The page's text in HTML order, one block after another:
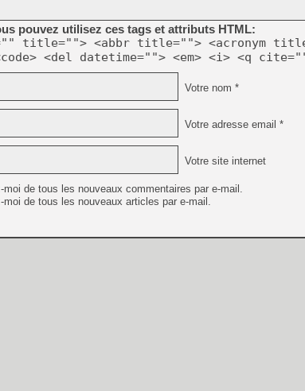
pouvez utilisez ces tags et attributs HTML:
title=""> <abbr title=""> <acronym
<del datetime=""> <em> <i> <q
Votre nom *
Votre adresse email *
Votre site internet
moi de tous les nouveaux commentaires par e-mail.
moi de tous les nouveaux articles par e-mail.